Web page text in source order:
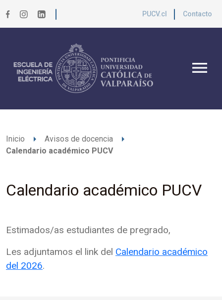
PUCV.cl Contacto
menu
Inicio arrow_right Avisos de docencia arrow_right
Calendario académico PUCV
Calendario académico PUCV
Estimados/as estudiantes de pregrado,
Les adjuntamos el link del Calendario académico
del 2026.